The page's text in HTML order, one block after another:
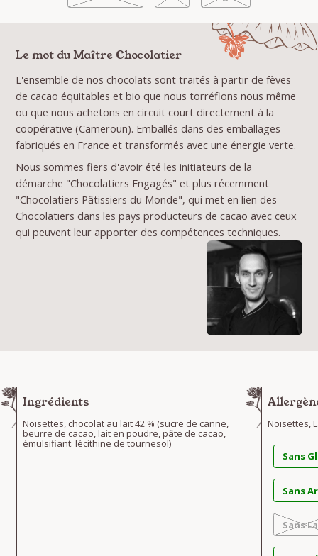
Le mot du Maître Chocolatier
L'ensemble de nos chocolats sont traités à partir de fèves
de cacao équitables et bio que nous torréfions nous même
ou que nous achetons en circuit court directement à la
coopérative (Cameroun). Emballés dans des emballages
fabriqués en France et transformés avec une énergie verte.
Nous sommes fiers d'avoir été les initiateurs de la
démarche "Chocolatiers Engagés" et plus récemment
"Chocolatiers Pâtissiers du Monde", qui met en lien des
Chocolatiers dans les pays producteurs de cacao avec ceux
qui peuvent leur apporter des compétences techniques.
Ingrédients
Noisettes, chocolat au lait 42 % (sucre de canne,
beurre de cacao, lait en poudre, pâte de cacao,
émulsifiant: lécithine de tournesol)
Noisettes,
Sans
Sans
Sans